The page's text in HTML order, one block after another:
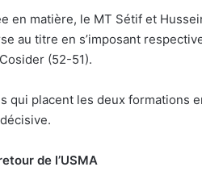
en matière, le MT Sétif et
au titre en s’imposant
(52-51).
qui placent les deux formations
de l’USMA